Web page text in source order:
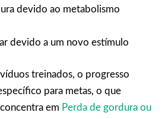
devido ao metabolismo
devido a um novo estímulo
treinados, o progresso
para metas, o que
em Perda de gordura ou